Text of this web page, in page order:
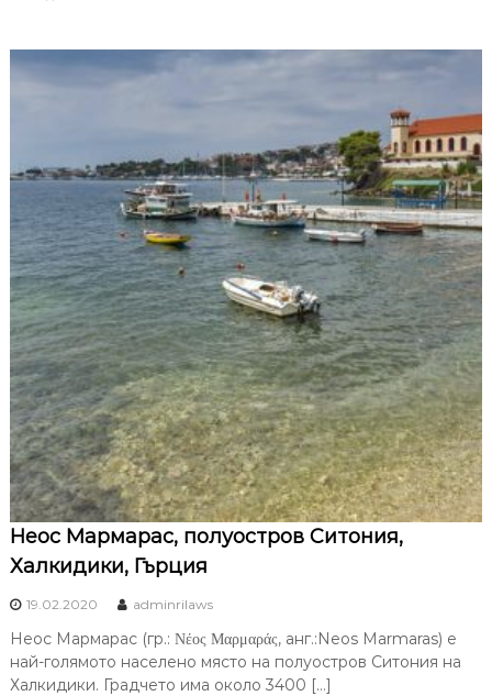
Неос Мармарас, полуостров Ситония,
Халкидики, Гърция
19.02.2020 adminrilaws
Неос Мармарас (гр.: Νέος Μαρμαράς, анг.:Neos Marmaras) е
най-голямото населено място на полуостров Ситония на
Халкидики. Градчето има около 3400 […]